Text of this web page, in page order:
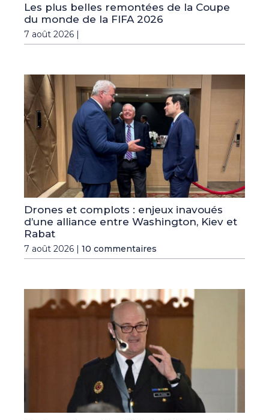
Les plus belles remontées de la Coupe
du monde de la FIFA 2026
7 août 2026 |
Drones et complots : enjeux inavoués
d’une alliance entre Washington, Kiev et
Rabat
7 août 2026 | 10 commentaires